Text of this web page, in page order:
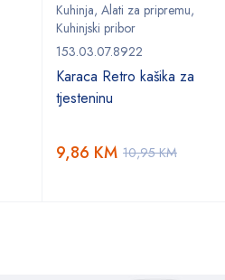
Kuhinja, Alati za pripremu,
Kuhinjski pribor
153.03.07.8922
Karaca Retro kašika za
tjesteninu
10,95KM
9,86 KM